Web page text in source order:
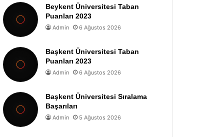
Beykent Üniversitesi Taban
Puanları 2023
Admin 6 Ağustos 2026
Başkent Üniversitesi Taban
Puanları 2023
Admin 6 Ağustos 2026
Başkent Üniversitesi Sıralama
Başarıları
Admin 5 Ağustos 2026